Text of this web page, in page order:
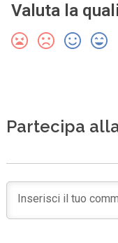
Valuta la
Partecipa